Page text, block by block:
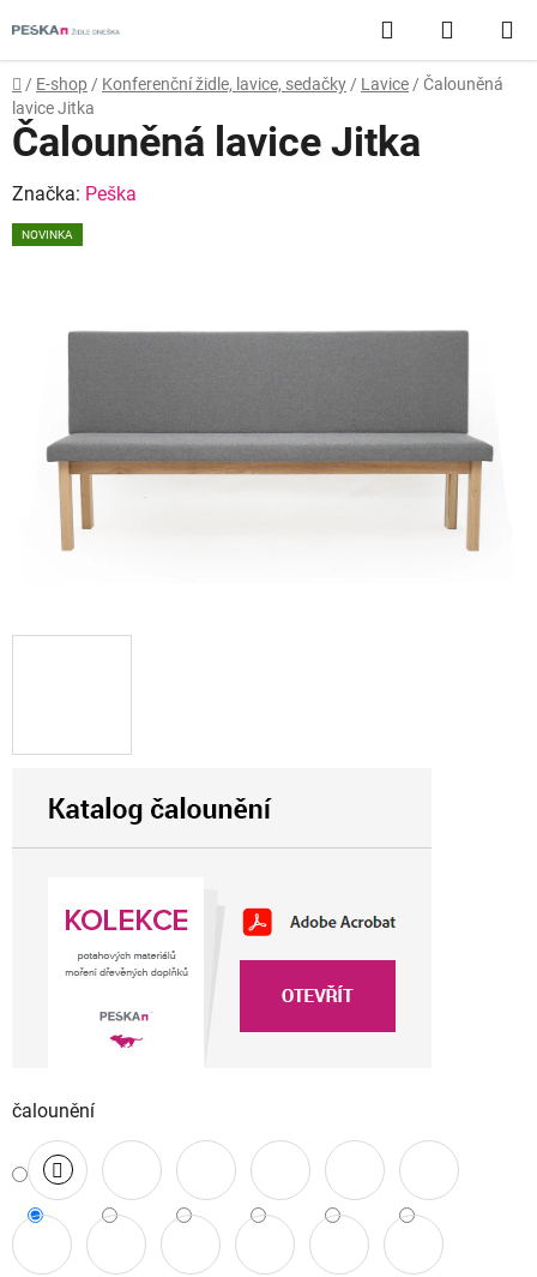
na
obsah
Hledat
KOŠÍK
Domů
/ E-shop / Konferenční židle, lavice, sedačky / Lavice / Čalouněná
lavice Jitka
čalounění
Čalouněná lavice Jitka
Značka: Peška
NOVINKA